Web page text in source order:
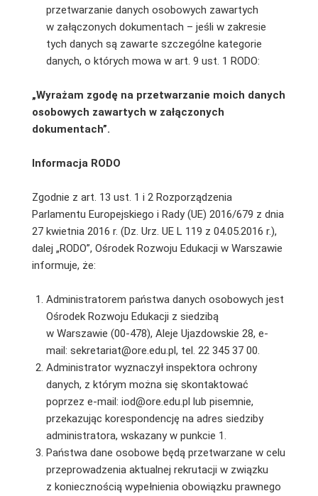
przetwarzanie danych osobowych zawartych
w załączonych dokumentach – jeśli w zakresie
tych danych są zawarte szczególne kategorie
danych, o których mowa w art. 9 ust. 1 RODO:
„Wyrażam zgodę na przetwarzanie moich danych
osobowych zawartych w załączonych
dokumentach”.
Informacja RODO
Zgodnie z art. 13 ust. 1 i 2 Rozporządzenia
Parlamentu Europejskiego i Rady (UE) 2016/679 z dnia
27 kwietnia 2016 r. (Dz. Urz. UE L 119 z 04.05.2016 r.),
dalej „RODO”, Ośrodek Rozwoju Edukacji w Warszawie
informuje, że:
Administratorem państwa danych osobowych jest
Ośrodek Rozwoju Edukacji z siedzibą
w Warszawie (00-478), Aleje Ujazdowskie 28, e-
mail: sekretariat@ore.edu.pl, tel. 22 345 37 00.
Administrator wyznaczył inspektora ochrony
danych, z którym można się skontaktować
poprzez e-mail: iod@ore.edu.pl lub pisemnie,
przekazując korespondencję na adres siedziby
administratora, wskazany w punkcie 1.
Państwa dane osobowe będą przetwarzane w celu
przeprowadzenia aktualnej rekrutacji w związku
z koniecznością wypełnienia obowiązku prawnego